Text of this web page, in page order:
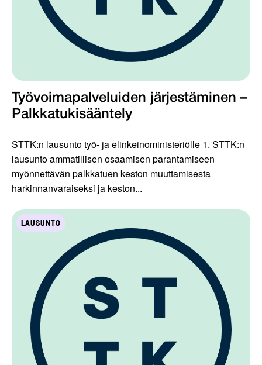
Työvoimapalveluiden järjestäminen –
Palkkatukisääntely
STTK:n lausunto työ- ja elinkeinoministeriölle 1. STTK:n
lausunto ammatillisen osaamisen parantamiseen
myönnettävän palkkatuen keston muuttamisesta
harkinnanvaraiseksi ja keston...
LAUSUNTO